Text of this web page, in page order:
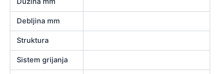
Debljina mm
Struktura
Sistem grijanja